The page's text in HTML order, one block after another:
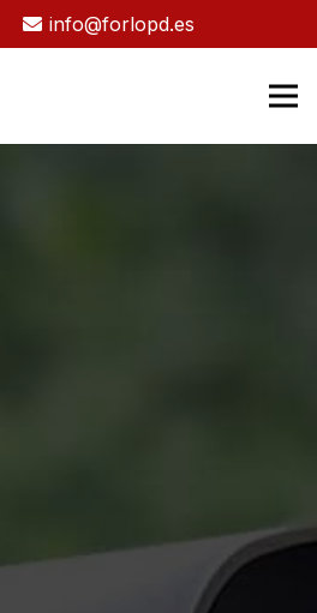
info@forlopd.es